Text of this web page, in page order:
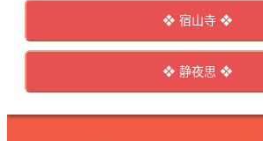
❖ 宿山寺 ❖
❖ 静夜思 ❖